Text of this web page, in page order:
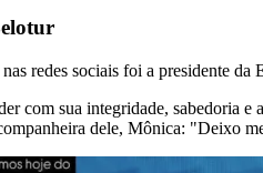
redes sociais foi a presidente
com sua integridade, sabedoria
dele, Mônica: "Deixo